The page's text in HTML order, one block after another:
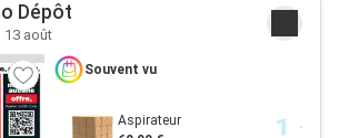
Dépôt
13 août
Souvent vu
Aspirateur